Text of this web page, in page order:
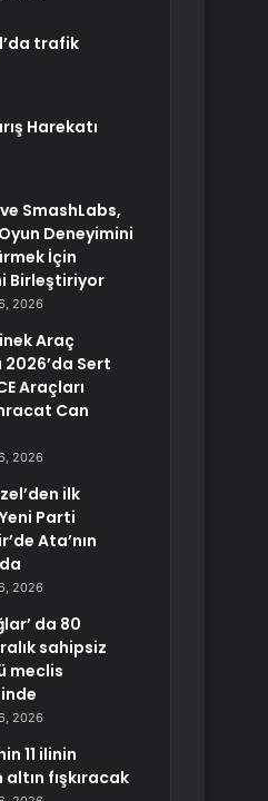
trafik
Harekatı
SmashLabs,
Deneyimini
İçin
Birleştiriyor
2026
Araç
2026’da Sert
Araçları
Can
2026
ilk
Parti
Ata’nın
2026
da 80
sahipsiz
meclis
2026
11 ilinin
fışkıracak